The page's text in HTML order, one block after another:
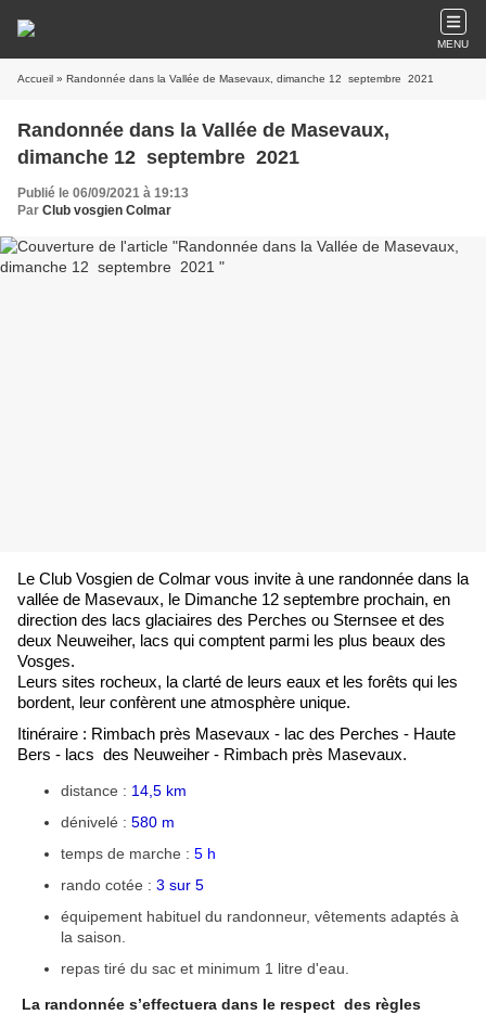
MENU
Accueil » Randonnée dans la Vallée de Masevaux, dimanche 12 septembre 2021
Randonnée dans la Vallée de Masevaux,
dimanche 12 septembre 2021
Publié le 06/09/2021 à 19:13
Par Club vosgien Colmar
Le Club Vosgien de Colmar vous invite à une randonnée dans la
vallée de Masevaux, le Dimanche 12 septembre prochain, en
direction des lacs glaciaires des Perches ou Sternsee et des
deux Neuweiher, lacs qui comptent parmi les plus beaux des
Vosges.
Leurs sites rocheux, la clarté de leurs eaux et les forêts qui les
bordent, leur confèrent une atmosphère unique.
Itinéraire : Rimbach près Masevaux - lac des Perches - Haute
Bers - lacs des Neuweiher - Rimbach près Masevaux.
distance : 14,5 km
dénivelé : 580 m
temps de marche : 5 h
rando cotée : 3 sur 5
équipement habituel du randonneur, vêtements adaptés à
la saison.
repas tiré du sac et minimum 1 litre d'eau
La randonnée s’effectuera dans le respect des règles